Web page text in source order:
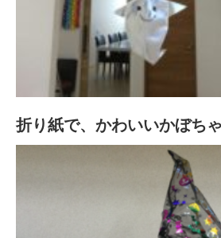
折り紙で、かわいいかぼち